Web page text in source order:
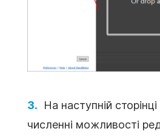
На наступній
численні можливості